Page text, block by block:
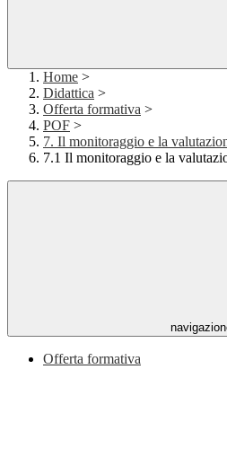
Home >
Didattica >
Offerta formativa >
POF >
7. Il monitoraggio e la
7.1 Il monitoraggio e la
Offerta formativa